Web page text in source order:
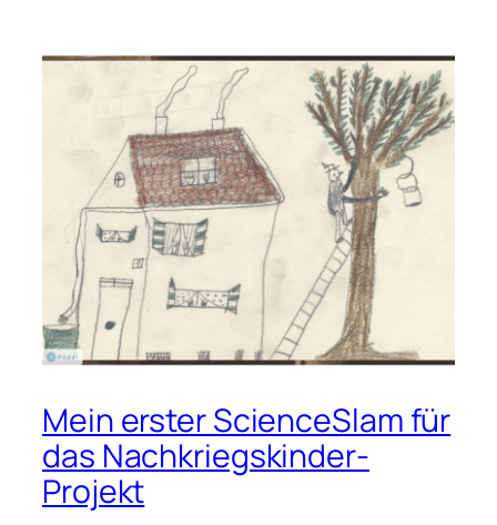
Mein erster ScienceSlam für
das Nachkriegskinder-
Projekt